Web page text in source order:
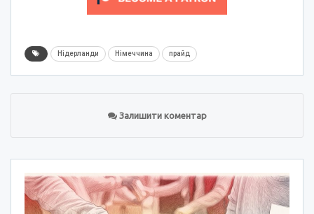
Нідерланди Німеччина прайд
Залишити коментар